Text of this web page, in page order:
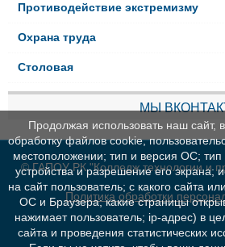
Противодействие экстремизму
Охрана труда
Столовая
МЫ
© ГАПОУ РК "Колледж технологии и
Политика обработки
Продолжая использовать наш сайт,
обработку файлов cookie,
местоположении; тип и версия ОС; тип
устройства и разрешение его экрана;
на сайт пользователь; с какого сайта
ОС и Браузера; какие страницы
нажимает пользователь; ip-адрес) в
сайта и проведения статистических